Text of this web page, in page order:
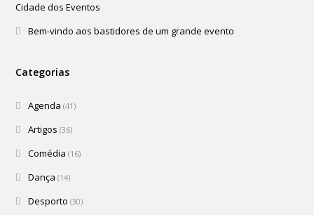
Cidade dos Eventos
Bem-vindo aos bastidores de um grande evento
Categorias
Agenda (41)
Artigos (36)
Comédia (16)
Dança (14)
Desporto (30)